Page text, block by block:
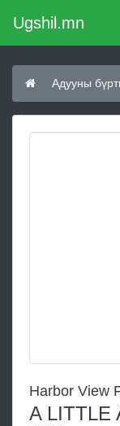
Ugshil.mn
Адууны
Harbor View
A LITTLE